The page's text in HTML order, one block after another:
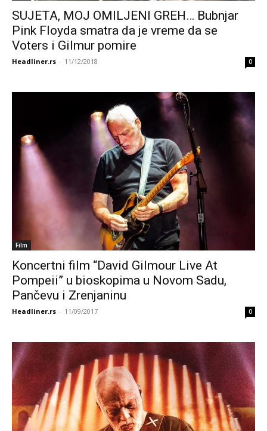
SUJETA, MOJ OMILJENI GREH… Bubnjar
Pink Floyda smatra da je vreme da se
Voters i Gilmur pomire
Headliner.rs - 11/12/2018 0
Film
Koncertni film “David Gilmour Live At
Pompeii” u bioskopima u Novom Sadu,
Pančevu i Zrenjaninu
Headliner.rs - 11/09/2017 0